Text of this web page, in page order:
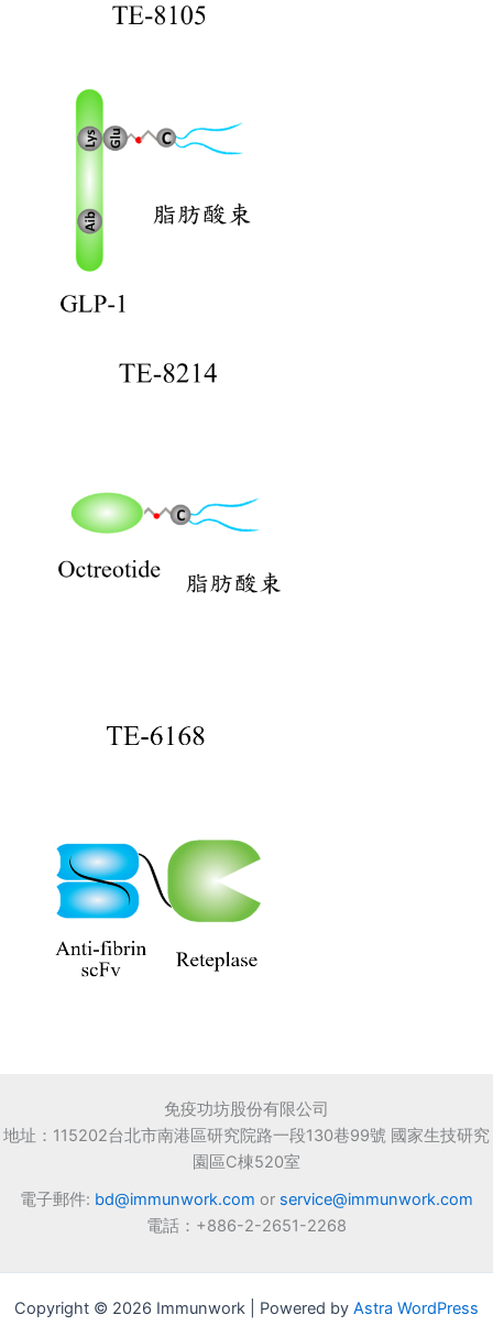
免疫功坊股份有限公司
地址：115202台北市南港區研究院路一段130巷99號 國家生技研究
園區C棟520室
電子郵件: bd@immunwork.com or service@immunwork.com
電話：+886-2-2651-2268
Copyright © 2026 Immunwork | Powered by Astra WordPress